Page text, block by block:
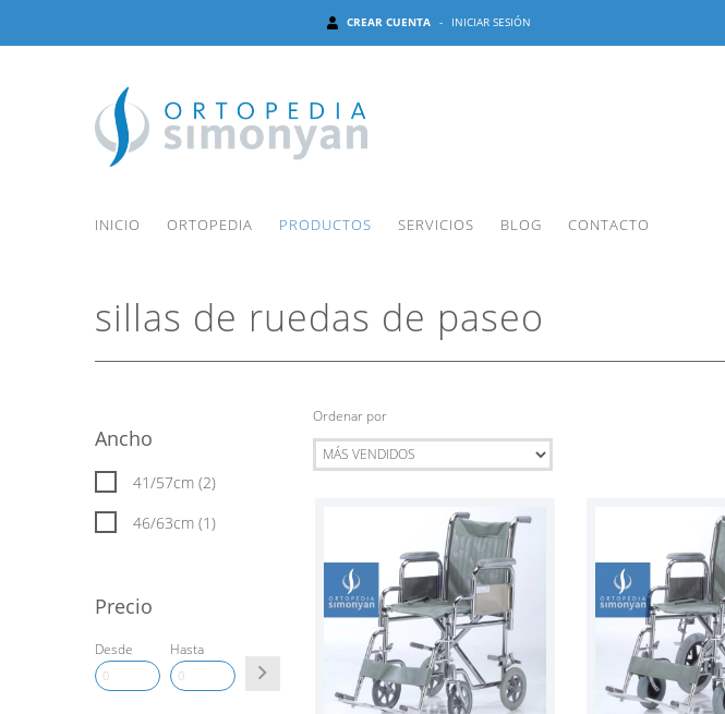
CREAR CUENTA - INICIAR SESIÓN
INICIO ORTOPEDIA PRODUCTOS SERVICIOS BLOG CONTACTO
sillas de ruedas de paseo
Ancho
41/57cm (2)
46/63cm (1)
Precio
Desde Hasta
Ordenar por